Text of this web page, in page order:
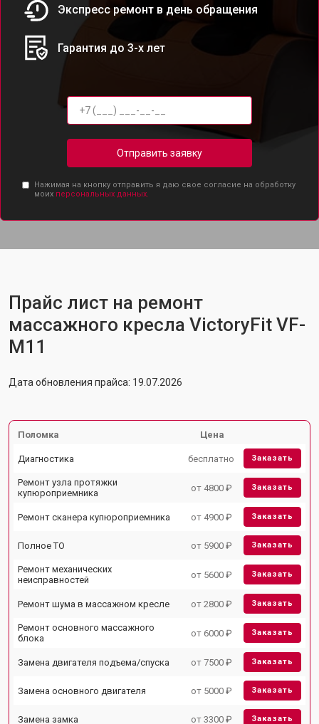
Экспресс ремонт в день обращения
Гарантия до 3-х лет
Отправить заявку
Нажимая на кнопку отправить я даю свое согласие на обработку
моих персональных данных.
Прайс лист на ремонт
массажного кресла VictoryFit VF-
M11
Дата обновления прайса: 19.07.2026
Поломка Цена
Диагностика бесплатно Заказать
Ремонт узла протяжки
купюроприемника
от 4800 ₽ Заказать
Ремонт сканера купюроприемника от 4900 ₽ Заказать
Полное ТО от 5900 ₽ Заказать
Ремонт механических
неисправностей
от 5600 ₽ Заказать
Ремонт шума в массажном кресле от 2800 ₽ Заказать
Ремонт основного массажного
блока
от 6000 ₽ Заказать
Замена двигателя подъема/спуска от 7500 ₽ Заказать
Замена основного двигателя от 5000 ₽ Заказать
Замена замка от 3300 ₽ Заказать